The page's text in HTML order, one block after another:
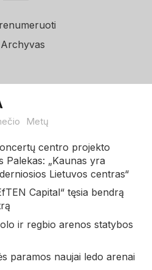
Archyvas
Metų
centro projekto
Palekas: „Kaunas yra
Lietuvos centras“
Capital“ tęsia bendrą
ir regbio arenos statybos
paramos naujai ledo arenai